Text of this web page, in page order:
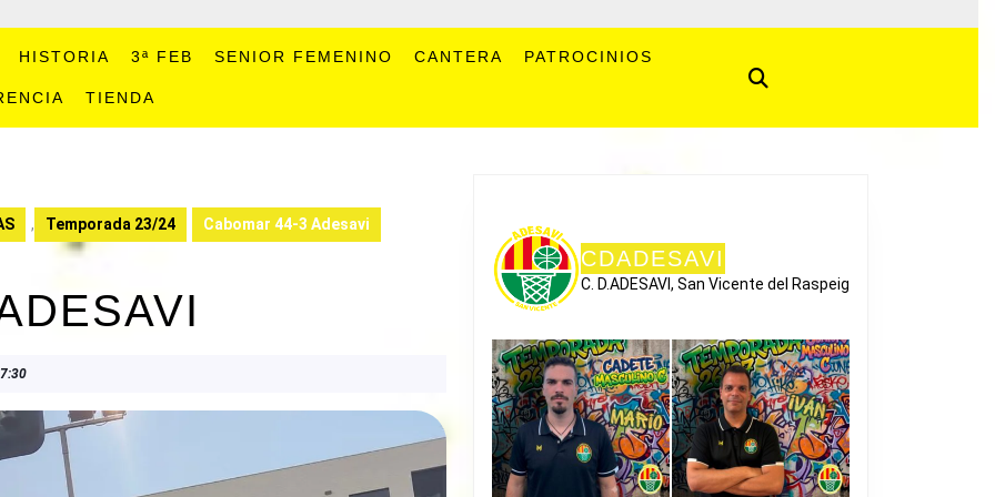
HISTORIA 3ª FEB SENIOR FEMENINO CANTERA PATROCINIOS
TIENDA
, Temporada 23/24 Cabomar 44-3 Adesavi
CDADESAVI
C. D.ADESAVI, San Vicente del Raspeig